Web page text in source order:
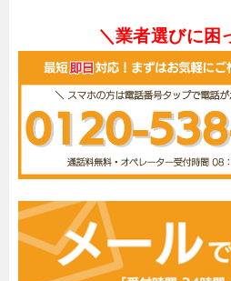
＼業者選びに困